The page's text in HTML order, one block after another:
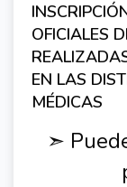
OFICIALES
EN LAS
MÉDICAS
➣